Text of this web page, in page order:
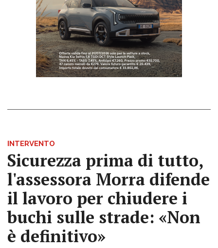
INTERVENTO
Sicurezza prima di tutto,
l'assessora Morra difende
il lavoro per chiudere i
buchi sulle strade: «Non
è definitivo»